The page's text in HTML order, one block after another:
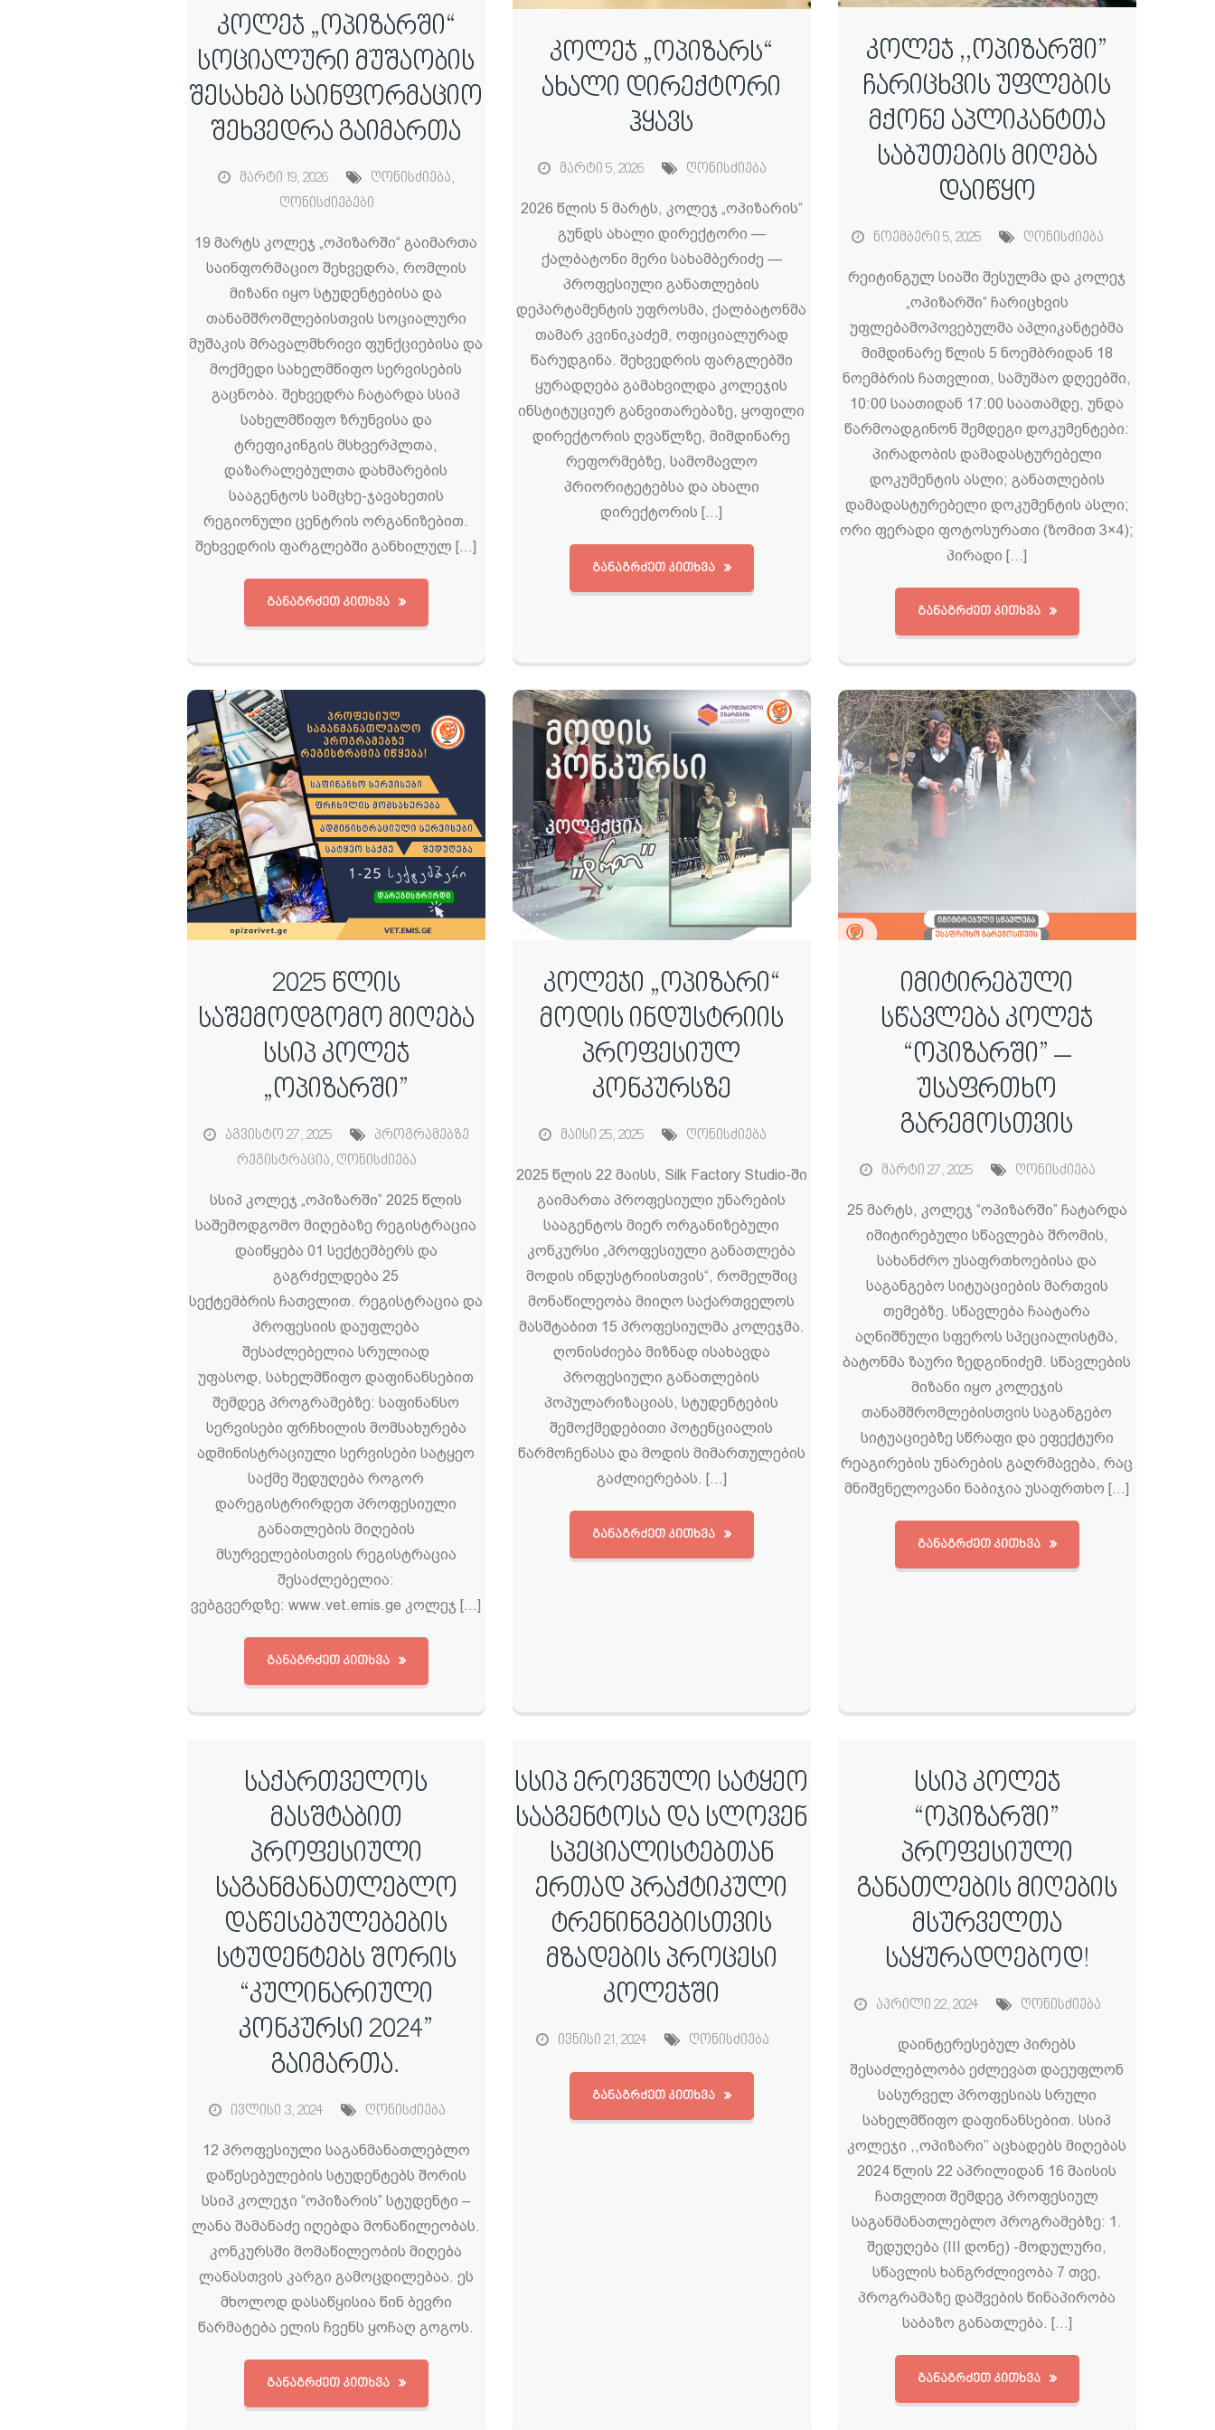
კოლეჯ „ოპიზარში“
სოციალური მუშაობის
შესახებ საინფორმაციო
შეხვედრა გაიმართა
მარტი 19, 2026 ღონისძიება,
ღონისძიებები
19 მარტს კოლეჯ „ოპიზარში“ გაიმართა
საინფორმაციო შეხვედრა, რომლის
მიზანი იყო სტუდენტებისა და
თანამშრომლებისთვის სოციალური
მუშაკის მრავალმხრივი ფუნქციებისა და
მოქმედი სახელმწიფო სერვისების
გაცნობა. შეხვედრა ჩატარდა სსიპ
სახელმწიფო ზრუნვისა და
ტრეფიკინგის მსხვერპლთა,
დაზარალებულთა დახმარების
სააგენტოს სამცხე-ჯავახეთის
რეგიონული ცენტრის ორგანიზებით.
შეხვედრის ფარგლებში განხილულ […]
ᲒᲐᲜᲐᲒᲠᲫᲔᲗ ᲙᲘᲗᲮᲕᲐ
კოლეჯ „ოპიზარს“
ახალი დირექტორი
ჰყავს
მარტი 5, 2026 ღონისძიება
2026 წლის 5 მარტს, კოლეჯ „ოპიზარის“
გუნდს ახალი დირექტორი —
ქალბატონი მერი სახამბერიძე —
პროფესიული განათლების
დეპარტამენტის უფროსმა, ქალბატონმა
თამარ კვინიკაძემ, ოფიციალურად
წარუდგინა. შეხვედრის ფარგლებში
ყურადღება გამახვილდა კოლეჯის
ინსტიტუციურ განვითარებაზე, ყოფილი
დირექტორის ღვაწლზე, მიმდინარე
რეფორმებზე, სამომავლო
პრიორიტეტებსა და ახალი
დირექტორის […]
ᲒᲐᲜᲐᲒᲠᲫᲔᲗ ᲙᲘᲗᲮᲕᲐ
კოლეჯ ,,ოპიზარში”
ჩარიცხვის უფლების
მქონე აპლიკანტთა
საბუთების მიღება
დაიწყო
ნოემბერი 5, 2025 ღონისძიება
რეიტინგულ სიაში შესულმა და კოლეჯ
„ოპიზარში“ ჩარიცხვის
უფლებამოპოვებულმა აპლიკანტებმა
მიმდინარე წლის 5 ნოემბრიდან 18
ნოემბრის ჩათვლით, სამუშაო დღეებში,
10:00 საათიდან 17:00 საათამდე, უნდა
წარმოადგინონ შემდეგი დოკუმენტები:
პირადობის დამადასტურებელი
დოკუმენტის ასლი; განათლების
დამადასტურებელი დოკუმენტის ასლი;
ორი ფერადი ფოტოსურათი (ზომით 3×4);
პირადი […]
ᲒᲐᲜᲐᲒᲠᲫᲔᲗ ᲙᲘᲗᲮᲕᲐ
2025 წლის
საშემოდგომო მიღება
სსიპ კოლეჯ
„ოპიზარში”
აგვისტო 27, 2025
პროგრამებზე
რეგისტრაცია, ღონისძიება
სსიპ კოლეჯ „ოპიზარში” 2025 წლის
საშემოდგომო მიღებაზე რეგისტრაცია
დაიწყება 01 სექტემბერს და
გაგრძელდება 25
სექტემბრის ჩათვლით. რეგისტრაცია და
პროფესიის დაუფლება
შესაძლებელია სრულიად
უფასოდ, სახელმწიფო დაფინანსებით
შემდეგ პროგრამებზე: საფინანსო
სერვისები ფრჩხილის მომსახურება
ადმინისტრაციული სერვისები სატყეო
საქმე შედუღება როგორ
დარეგისტრირდეთ პროფესიული
განათლების მიღების
მსურველებისთვის რეგისტრაცია
შესაძლებელია:
ვებგვერდზე: www.vet.emis.ge კოლეჯ […]
ᲒᲐᲜᲐᲒᲠᲫᲔᲗ ᲙᲘᲗᲮᲕᲐ
კოლეჯი „ოპიზარი“
მოდის ინდუსტრიის
პროფესიულ
კონკურსზე
მაისი 25, 2025 ღონისძიება
2025 წლის 22 მაისს, Silk Factory Studio-ში
გაიმართა პროფესიული უნარების
სააგენტოს მიერ ორგანიზებული
კონკურსი „პროფესიული განათლება
მოდის ინდუსტრიისთვის“, რომელშიც
მონაწილეობა მიიღო საქართველოს
მასშტაბით 15 პროფესიულმა კოლეჯმა.
ღონისძიება მიზნად ისახავდა
პროფესიული განათლების
პოპულარიზაციას, სტუდენტების
შემოქმედებითი პოტენციალის
წარმოჩენასა და მოდის მიმართულების
გაძლიერებას. […]
ᲒᲐᲜᲐᲒᲠᲫᲔᲗ ᲙᲘᲗᲮᲕᲐ
იმიტირებული
სწავლება კოლეჯ
“ოპიზარში” –
უსაფრთხო
გარემოსთვის
მარტი 27, 2025 ღონისძიება
25 მარტს, კოლეჯ “ოპიზარში” ჩატარდა
იმიტირებული სწავლება შრომის,
სახანძრო უსაფრთხოებისა და
საგანგებო სიტუაციების მართვის
თემებზე. სწავლება ჩაატარა
აღნიშნული სფეროს სპეციალისტმა,
ბატონმა ზაური ზედგინიძემ. სწავლების
მიზანი იყო კოლეჯის
თანამშრომლებისთვის საგანგებო
სიტუაციებზე სწრაფი და ეფექტური
რეაგირების უნარების გაღრმავება, რაც
მნიშვნელოვანი ნაბიჯია უსაფრთხო […]
ᲒᲐᲜᲐᲒᲠᲫᲔᲗ ᲙᲘᲗᲮᲕᲐ
საქართველოს
მასშტაბით
პროფესიული
საგანმანათლებლო
დაწესებულებების
სტუდენტებს შორის
“კულინარიული
კონკურსი 2024”
გაიმართა.
ივლისი 3, 2024 ღონისძიება
12 პროფესიული საგანმანათლებლო
დაწესებულების სტუდენტებს შორის
სსიპ კოლეჯი “ოპიზარის” სტუდენტი –
ლანა შამანაძე იღებდა მონაწილეობას.
კონკურსში მომაწილეობის მიღება
ლანასთვის კარგი გამოცდილებაა. ეს
მხოლოდ დასაწყისია წინ ბევრი
წარმატება ელის ჩვენს ყოჩაღ გოგოს.
ᲒᲐᲜᲐᲒᲠᲫᲔᲗ ᲙᲘᲗᲮᲕᲐ
სსიპ ეროვნული სატყეო
სააგენტოსა და სლოვენ
სპეციალისტებთან
ერთად პრაქტიკული
ტრენინგებისთვის
მზადების პროცესი
კოლეჯში
ივნისი 21, 2024 ღონისძიება
ᲒᲐᲜᲐᲒᲠᲫᲔᲗ ᲙᲘᲗᲮᲕᲐ
სსიპ კოლეჯ
“ოპიზარში”
პროფესიული
განათლების მიღების
მსურველთა
საყურადღებოდ!
აპრილი 22, 2024 ღონისძიება
დაინტერესებულ პირებს
შესაძლებლობა ეძლევათ დაეუფლონ
სასურველ პროფესიას სრული
სახელმწიფო დაფინანსებით. სსიპ
კოლეჯი ,,ოპიზარი’’ აცხადებს მიღებას
2024 წლის 22 აპრილიდან 16 მაისის
ჩათვლით შემდეგ პროფესიულ
საგანმანათლებლო პროგრამებზე: 1.
შედუღება (III დონე) -მოდულური,
სწავლის ხანგრძლივობა 7 თვე,
პროგრამაზე დაშვების წინაპირობა
საბაზო განათლება. […]
ᲒᲐᲜᲐᲒᲠᲫᲔᲗ ᲙᲘᲗᲮᲕᲐ